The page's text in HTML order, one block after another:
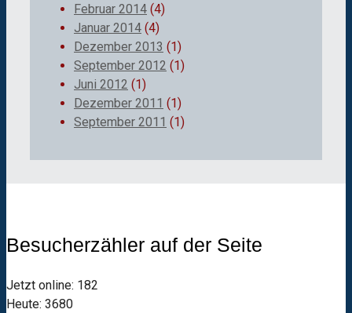
Februar 2014 (4)
Januar 2014 (4)
Dezember 2013 (1)
September 2012 (1)
Juni 2012 (1)
Dezember 2011 (1)
September 2011 (1)
Besucherzähler auf der Seite
Jetzt online: 182
Heute: 3680